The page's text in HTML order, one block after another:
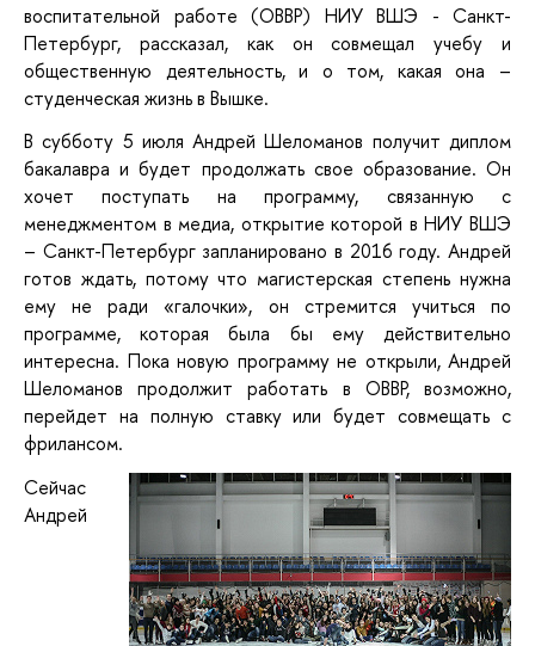
воспитательной работе (ОВВР) НИУ ВШЭ - Санкт-
Петербург, рассказал, как он совмещал учебу и
общественную деятельность, и о том, какая она –
студенческая жизнь в Вышке.
В субботу 5 июля Андрей Шеломанов получит диплом
бакалавра и будет продолжать свое образование. Он
хочет поступать на программу, связанную с
менеджментом в медиа, открытие которой в НИУ ВШЭ
– Санкт-Петербург запланировано в 2016 году. Андрей
готов ждать, потому что магистерская степень нужна
ему не ради «галочки», он стремится учиться по
программе, которая была бы ему действительно
интересна. Пока новую программу не открыли, Андрей
Шеломанов продолжит работать в ОВВР, возможно,
перейдет на полную ставку или будет совмещать с
фрилансом.
Сейчас
Андрей